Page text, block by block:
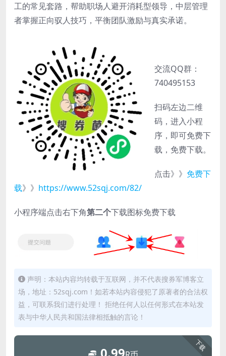
工的常见套路，帮助职场人避开消耗型领导，中层管理
者掌握正向驭人技巧，平衡团队激励与真实承诺。
交流QQ群：
740495153
扫码左边二维
码，进入小程
序，即可免费下
载，免费下载。
点击》》 免费下
载》》 https://www.52sqj.com/82/
小程序端点击右下角第二个下载图标免费下载
声明：本站内容均转载于互联网，并不代表搜券军博客立
场，地址：52sqj.com！如若本站内容侵犯了原著者的合法权
益，可联系我们进行处理！ 拒绝任何人以任何形式在本站发
表与中华人民共和国法律相抵触的言论！
下载